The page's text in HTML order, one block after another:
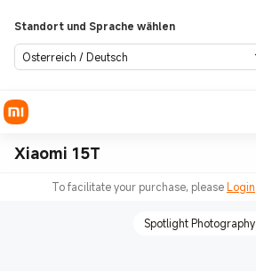
Standort und Sprache wählen
Österreich / Deutsch
Xiaomi 15T
To facilitate your purchase, pleaseLogin
Spotlight Photography